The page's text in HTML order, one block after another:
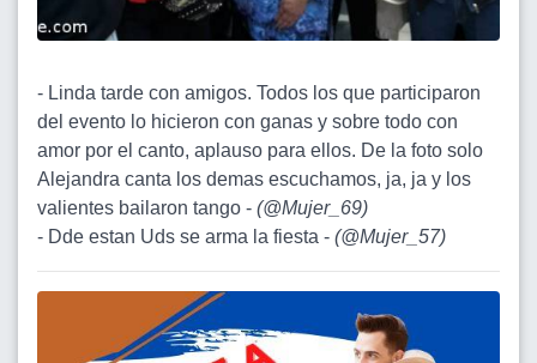
- Linda tarde con amigos. Todos los que participaron
del evento lo hicieron con ganas y sobre todo con
amor por el canto, aplauso para ellos. De la foto solo
Alejandra canta los demas escuchamos, ja, ja y los
valientes bailaron tango - (@Mujer_69)
- Dde estan Uds se arma la fiesta - (@Mujer_57)